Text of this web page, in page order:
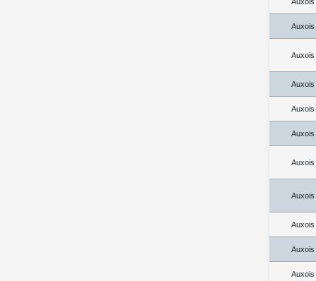
Auxois
Auxois
Auxois
Auxois
Auxois
Auxois
Auxois
Auxois
Auxois
Auxois